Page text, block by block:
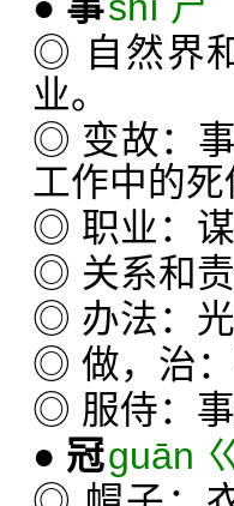
◎ 自然界
业。
◎ 变故：
工作中的死
◎ 职业：
◎ 关系和
◎ 办法：
◎ 做，治
◎ 服侍：事
● 冠guān